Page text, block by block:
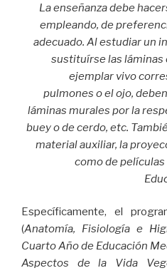
La enseñanza debe
empleando, de
adecuado. Al estudiar un
sustituírse las láminas
ejemplar vivo
pulmones o el ojo,
láminas murales por la
buey o de cerdo, etc.
material auxiliar, la
como de
Específicamente, el
(Anatomía, Fisiología e
Cuarto Año de Educación
Aspectos de la Vida